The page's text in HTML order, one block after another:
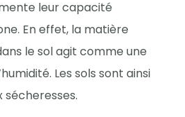
leur capacité
En effet, la matière
le sol agit comme une
Les sols sont ainsi
sécheresses.